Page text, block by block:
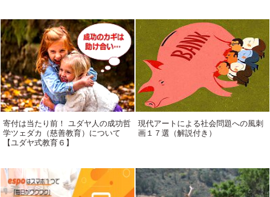
寄付は当たり前！ ユダヤ人の成功哲
学ツェダカ（慈善教育）について
【ユダヤ式教育６】
現代アートによる社会問題への風刺
画１７選（解説付き）